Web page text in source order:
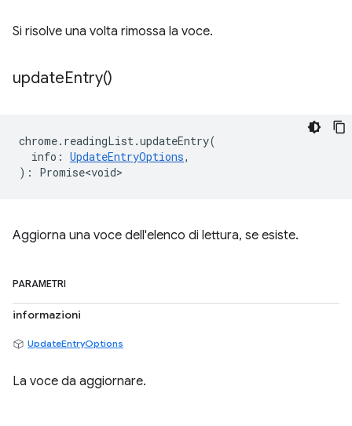
Si risolve una volta rimossa la voce.
updateEntry()
chrome. readingList .updateEntry(
info : UpdateEntryOptions,
) : Promise<void>
Aggiorna una voce dell'elenco di lettura, se esiste.
PARAMETRI
informazioni
UpdateEntryOptions
La voce da aggiornare.